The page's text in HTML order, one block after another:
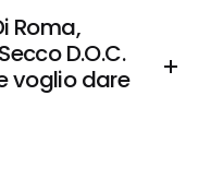
Roma,
D.O.C.
voglio dare